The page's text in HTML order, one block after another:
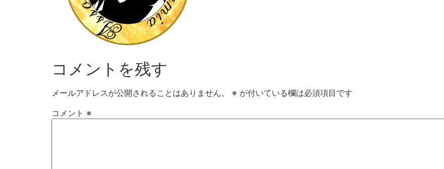
コメントを残す
メールアドレスが公開されることはありません。 ※ が付いている欄は必須項目です
コメント ※